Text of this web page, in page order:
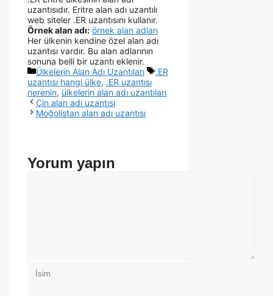
uzantısıdır. Eritre alan adı uzantılı
web siteler .ER uzantısını kullanır.
Örnek alan adı: örnek alan adları
Her ülkenin kendine özel alan adı
uzantısı vardır. Bu alan adlarının
sonuna belli bir uzantı eklenir.
Ülkelerin Alan Adı Uzantıları
.ER
uzantısı hangi ülke, .ER uzantısı
nerenin, ülkelerin alan adı uzantıları
Çin alan adı uzantısı
Moğolistan alan adı uzantısı
Yorum yapın